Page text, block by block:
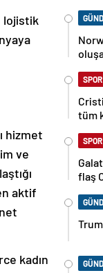
lojistik
hizmet
ve
aktif
kadın
SPOR
tüm
SPOR
flaş